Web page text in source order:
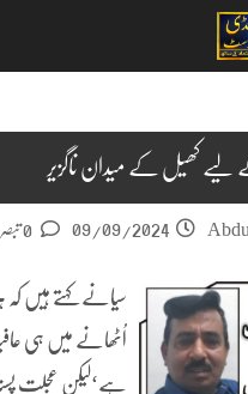
لیے کھیل کے میدان ناگزیر
09/09/2024
سیانے کہتے ہیں کہ
اُٹھانے میں ہی
ہے‘لیکن عجلت